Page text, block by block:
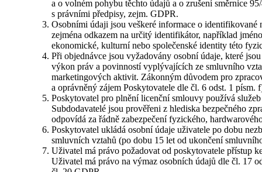
a o volném pohybu těchto údajů a o zrušení směrnice
s právními předpisy, zejm. GDPR.
Osobními údaji jsou veškeré informace o
zejména odkazem na určitý identifikátor, například
ekonomické, kulturní nebo společenské identity této
Při objednávce jsou vyžadovány osobní údaje, které
výkon práv a povinností vyplývajících ze smluvního
marketingových aktivit. Zákonným důvodem pro
a oprávněný zájem Poskytovatele dle čl. 6 odst. 1
Poskytovatel pro plnění licenční smlouvy používá
Subdodavatelé jsou prověřeni z hlediska bezpečného
odpovídá za řádně zabezpečení fyzického,
Poskytovatel ukládá osobní údaje uživatele po dobu
smluvních vztahů (po dobu 15 let od ukončení
Uživatel má právo požadovat od poskytovatele přístup
Uživatel má právo na výmaz osobních údajů dle čl. 17